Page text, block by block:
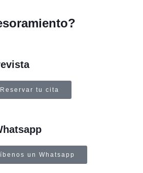
de compras Reyvarsur
Reservar tu cita
un Whatsapp